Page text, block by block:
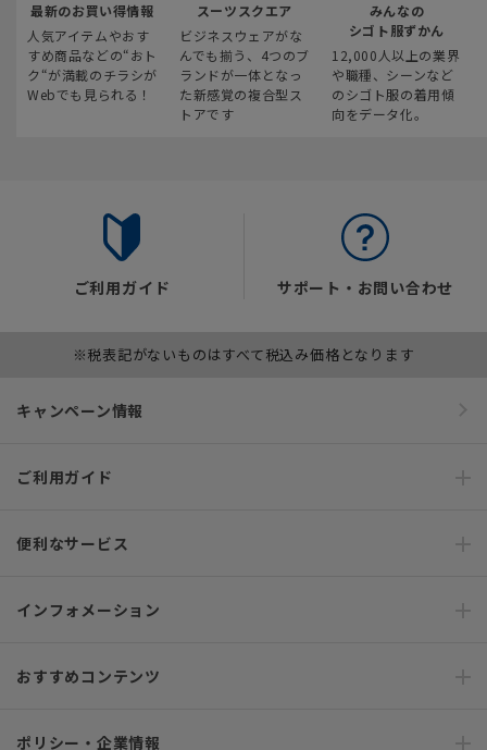
最新のお買い得情報
人気アイテムやおす
すめ商品などの“おト
ク“が満載のチラシが
Webでも見られる！
スーツスクエア
ビジネスウェアがな
んでも揃う、4つのブ
ランドが一体となっ
た新感覚の複合型ス
トアです
みんなの
シゴト服ずかん
12,000人以上の業界
や職種、シーンなど
のシゴト服の着用傾
向をデータ化。
ご利用ガイド サポート・お問い合わせ
※税表記がないものはすべて税込み価格となります
キャンペーン情報
ご利用ガイド
便利なサービス
インフォメーション
おすすめコンテンツ
ポリシー・企業情報